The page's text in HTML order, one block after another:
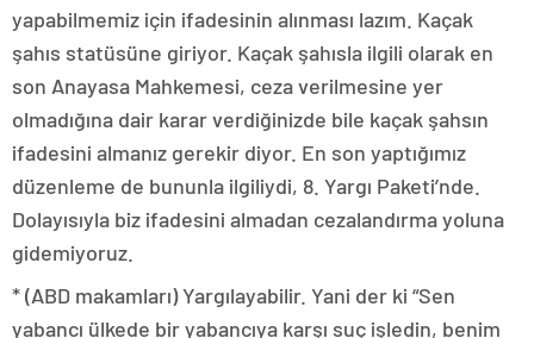
yapabilmemiz için ifadesinin alınması lazım. Kaçak
şahıs statüsüne giriyor. Kaçak şahısla ilgili olarak en
son Anayasa Mahkemesi, ceza verilmesine yer
olmadığına dair karar verdiğinizde bile kaçak şahsın
ifadesini almanız gerekir diyor. En son yaptığımız
düzenleme de bununla ilgiliydi, 8. Yargı Paketi’nde.
Dolayısıyla biz ifadesini almadan cezalandırma yoluna
gidemiyoruz.
* (ABD makamları) Yargılayabilir. Yani der ki “Sen
yabancı ülkede bir yabancıya karşı suç işledin, benim